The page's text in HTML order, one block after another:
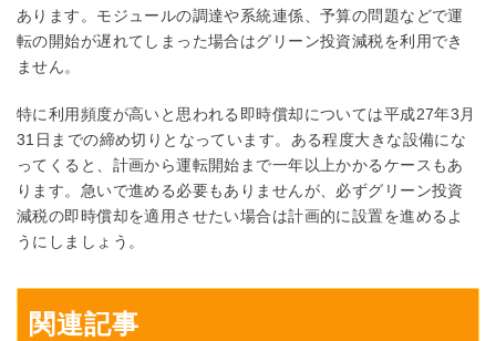
あります。モジュールの調達や系統連係、予算の問題などで運
転の開始が遅れてしまった場合はグリーン投資減税を利用でき
ません。
特に利用頻度が高いと思われる即時償却については平成27年3月
31日までの締め切りとなっています。ある程度大きな設備にな
ってくると、計画から運転開始まで一年以上かかるケースもあ
ります。急いで進める必要もありませんが、必ずグリーン投資
減税の即時償却を適用させたい場合は計画的に設置を進めるよ
うにしましょう。
関連記事